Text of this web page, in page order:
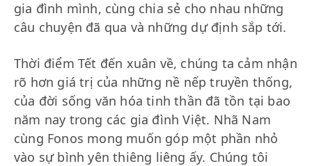
gia đình mình, cùng chia sẻ cho nhau những
câu chuyện đã qua và những dự định sắp tới.
Thời điểm Tết đến xuân về, chúng ta cảm nhận
rõ hơn giá trị của những nề nếp truyền thống,
của đời sống văn hóa tinh thần đã tồn tại bao
năm nay trong các gia đình Việt. Nhã Nam
cùng Fonos mong muốn góp một phần nhỏ
vào sự bình yên thiêng liêng ấy. Chúng tôi